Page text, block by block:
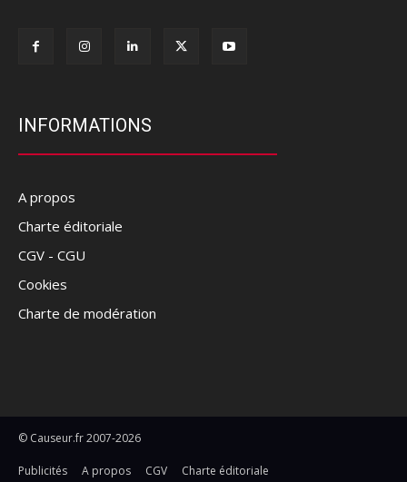
INFORMATIONS
A propos
Charte éditoriale
CGV - CGU
Cookies
Charte de modération
© Causeur.fr 2007-2026
Publicités A propos CGV
Charte éditoriale